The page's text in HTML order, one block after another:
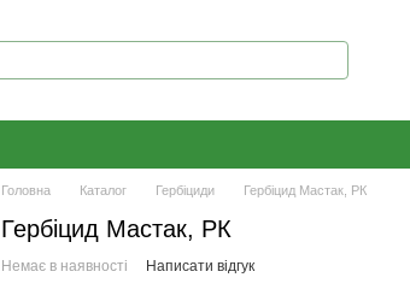
Головна Каталог Гербіциди Гербіцид Мастак, РК
Гербіцид Мастак, РК
Немає в наявності Написати відгук